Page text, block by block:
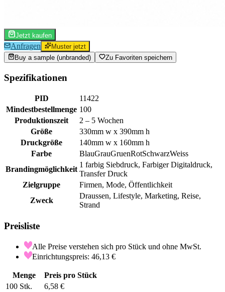
Jetzt kaufen
Anfragen
Muster jetzt
Buy a sample (unbranded)
Zu Favoriten speichern
Spezifikationen
PID
11422
Mindestbestellmenge 100
Produktionszeit
2 – 5 Wochen
Größe
330mm w x 390mm h
Druckgröße
140mm w x 160mm h
Farbe
BlauGrauGruenRotSchwarzWeiss
Brandingmöglichkeit
1 farbig Siebdruck, Farbiger Digitaldruck,
Transfer Druck
Zielgruppe
Firmen, Mode, Öffentlichkeit
Zweck
Draussen, Lifestyle, Marketing, Reise,
Strand
Preisliste
Alle Preise verstehen sich pro Stück und ohne MwSt.
Einrichtungspreis: 46,13 €
Menge
Preis pro Stück
100 Stk.
6,58 €